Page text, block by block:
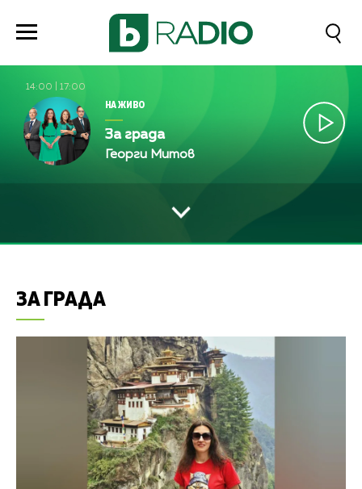
14:00 17:00
НА ЖИВО
За града
Георги Митов
ЗА ГРАДА